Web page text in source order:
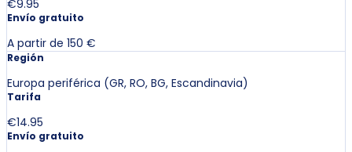
€9.95
Envío gratuito
A partir de 150 €
Región
Europa periférica (GR, RO, BG, Escandinavia)
Tarifa
€14.95
Envío gratuito